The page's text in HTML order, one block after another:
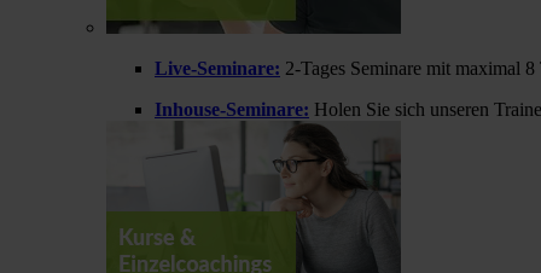
Live-Seminare: 2-Tages Seminare mit maximal
Inhouse-Seminare: Holen Sie sich unseren